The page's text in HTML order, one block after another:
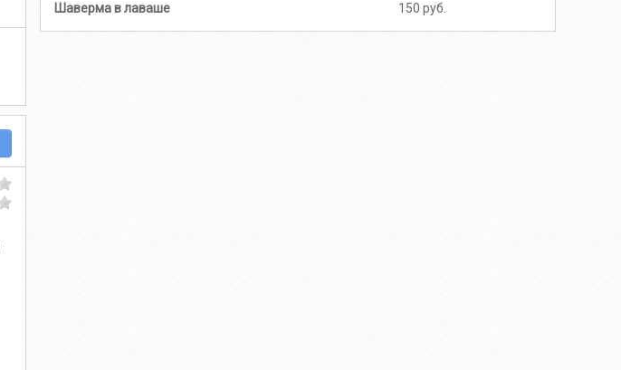
Шаверма в лаваше 150 руб.